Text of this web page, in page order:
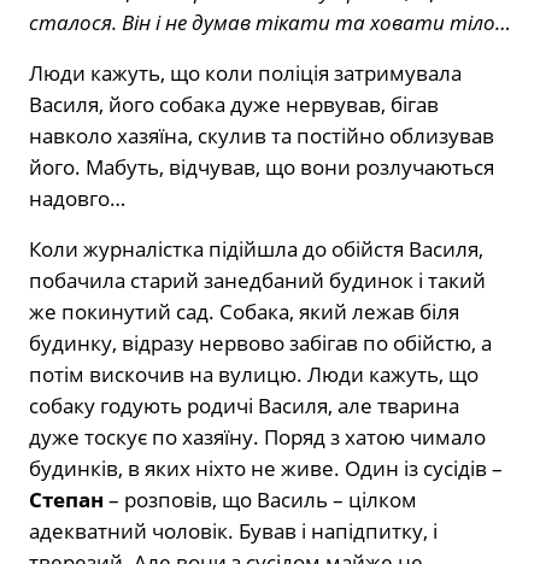
сталося. Він і не думав тікати та ховати тіло…
Люди кажуть, що коли поліція затримувала
Василя, його собака дуже нервував, бігав
навколо хазяїна, скулив та постійно облизував
його. Мабуть, відчував, що вони розлучаються
надовго…
Коли журналістка підійшла до обійстя Василя,
побачила старий занедбаний будинок і такий
же покинутий сад. Собака, який лежав біля
будинку, відразу нервово забігав по обійстю, а
потім вискочив на вулицю. Люди кажуть, що
собаку годують родичі Василя, але тварина
дуже тоскує по хазяїну. Поряд з хатою чимало
будинків, в яких ніхто не живе. Один із сусідів –
Степан – розповів, що Василь – цілком
адекватний чоловік. Бував і напідпитку, і